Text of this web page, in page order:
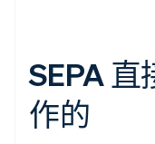
SEPA
作的